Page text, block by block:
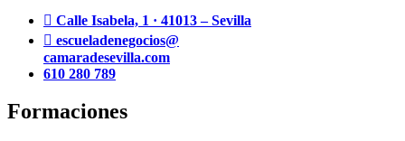
Calle Isabela, 1 · 41013 – Sevilla
escueladenegocios@
camaradesevilla.com
610 280 789
Formaciones